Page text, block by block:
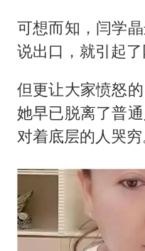
可想而知，闫学
说出口，就引起了
但更让大家愤怒
她早已脱离了普
对着底层的人哭穷